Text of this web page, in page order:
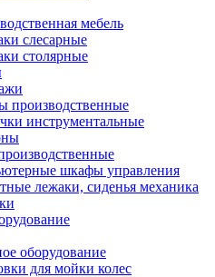
мебель
слесарные
столярные
производственные
инструментальные
шкафы управления
лежаки, сиденья механика
оборудование
для мойки колес